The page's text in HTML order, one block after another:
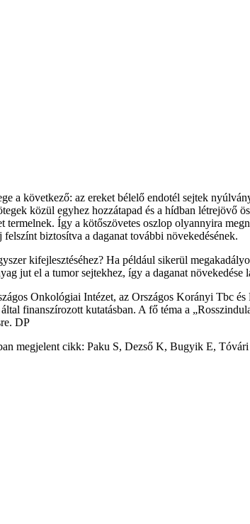
a következő: az ereket bélelő endotél sejtek
közül egyhez hozzátapad és a hídban létrejövő
Így a kötőszövetes oszlop olyannyira
biztosítva a daganat további növekedésének.
kifejlesztéséhez? Ha például sikerül
jut el a tumor sejtekhez, így a daganat növekedése
Onkológiai Intézet, az Országos Korányi Tbc
finanszírozott kutatásban. A fő téma a
DP
megjelent cikk: Paku S, Dezső K, Bugyik E,